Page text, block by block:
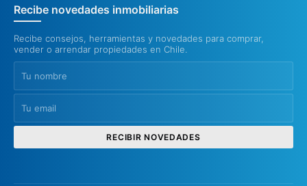
Recibe novedades inmobiliarias
Recibe consejos, herramientas y novedades para comprar,
vender o arrendar propiedades en Chile.
RECIBIR NOVEDADES